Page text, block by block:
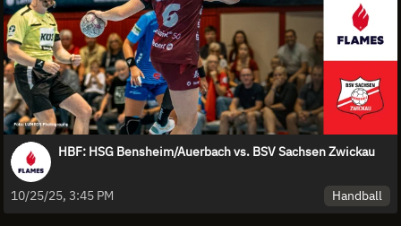
HBF: HSG Bensheim/Auerbach vs. BSV Sachsen Zwickau
10/25/25, 3:45 PM Handball